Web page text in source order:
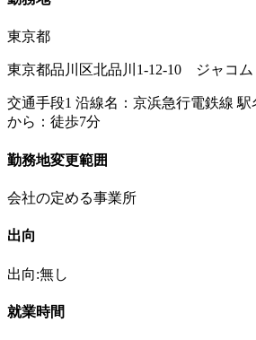
東京都
東京都品川区北品川1-12-10 ジャコム
交通手段1 沿線名：京浜急行電鉄線
から：徒歩7分
勤務地変更範囲
会社の定める事業所
出向
出向:無し
就業時間